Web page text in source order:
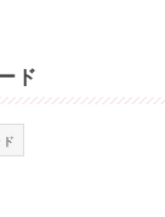
ド